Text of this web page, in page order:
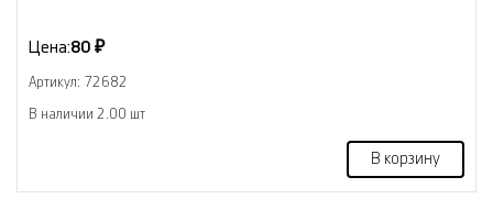
Цена:80 ₽
Артикул: 72682
В наличии 2.00 шт
В корзину